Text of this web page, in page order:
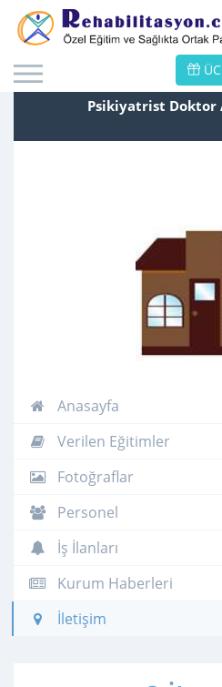
Psikiyatrist Doktor
Anasayfa
Verilen Eğitimler
Fotoğraflar
Personel
İş İlanları
Kurum Haberleri
İletişim